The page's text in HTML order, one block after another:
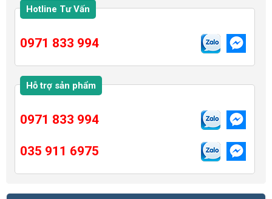
Hotline Tư Vấn
0971 833 994
Hỗ trợ sản phẩm
0971 833 994
035 911 6975